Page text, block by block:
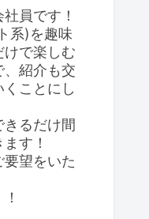
員です！
系)を趣味
けで楽しむ
紹介も交
ことにし
るだけ間
す！
望をいた